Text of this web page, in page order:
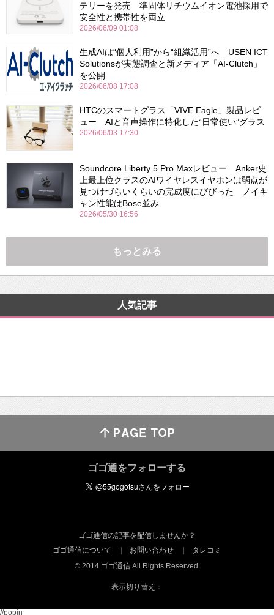
テリーを発売 準固体リチウムイオン電池採用で
安全性と携帯性を両立
2026/06/09 01:08
生成AIは“個人利用”から“組織活用”へ USEN ICT
Solutionsが実態調査と新メディア「AI-Clutch」
を公開
2026/06/08 17:08
HTCのスマートグラス「VIVE Eagle」製品レビ
ュー AIと音声操作に特化した“日常使い”グラス
2026/06/03 17:30
Soundcore Liberty 5 Pro Maxレビュー Anker史
上最上位クラスのAIワイヤレスイヤホンは弱点が
見つけづらいくらいの完成度にびびった ノイキ
ャン性能はBose並み
2026/05/30 16:56
もっとみる
人気記事
ゴゴ通をフォローする
ゴゴ通信の記事を配信しませんか？
ゴゴ通信について
お問い合わせ
タレコミ
© 2014 ゴゴ通信 All Rights Reserved.
表示切り替え：
//popin